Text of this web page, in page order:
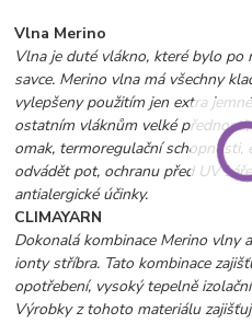
Vlna Merino
Vlna je duté vlákno, které bylo po
savce. Merino vlna má všechny
vylepšeny použitím jen extra
ostatním vláknům velké
omak, termoregulační
odvádět pot, ochranu před UV
antialergické účinky.
CLIMAYARN
Dokonalá kombinace Merino vlny
ionty stříbra. Tato kombinace
opotřebení, vysoký tepelně
Výrobky z tohoto materiálu